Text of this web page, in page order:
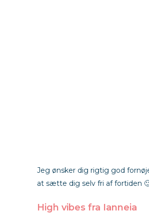
Jeg ønsker dig rigtig god
at sætte dig selv fri af fortiden
High vibes fra Ianneia